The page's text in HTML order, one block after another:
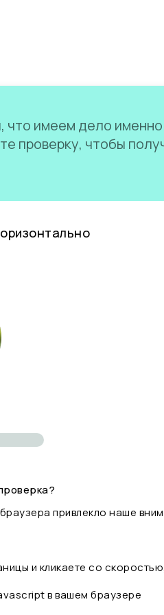
имеем дело именно
проверку, чтобы
привлекло наше
и кликаете со
в вашем браузере